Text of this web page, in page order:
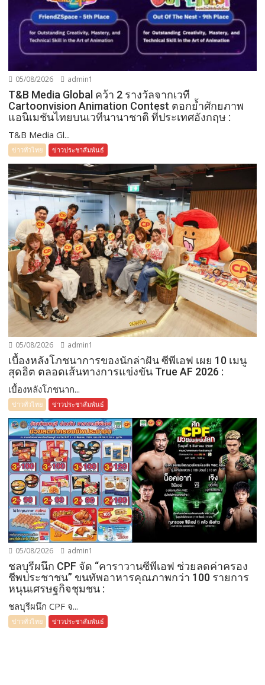
05/08/2026 admin1
T&B Media Global คว้า 2 รางวัลจากเวที
Cartoonvision Animation Contest ตอกย้ำศักยภาพ
แอนิเมชันไทยบนเวทีนานาชาติ ที่ประเทศอังกฤษ :
T&B Media Gl...
ข่าวทั่วไทย ข่าวประชาสัมพันธ์
05/08/2026 admin1
เบื้องหลังโภชนาการของนักล่าฝัน ซีพีเอฟ เผย 10 เมนู
สุดฮิต ตลอดเส้นทางการแข่งขัน True AF 2026 :
เบื้องหลังโภชนาก...
ข่าวทั่วไทย ข่าวประชาสัมพันธ์
05/08/2026 admin1
ชลบุรีผนึก CPF จัด “คาราวานซีพีเอฟ ช่วยลดค่าครอง
ชีพประชาชน” ขนทัพอาหารคุณภาพกว่า 100 รายการ
หนุนเศรษฐกิจชุมชน :
ชลบุรีผนึก CPF จ...
ข่าวทั่วไทย ข่าวประชาสัมพันธ์